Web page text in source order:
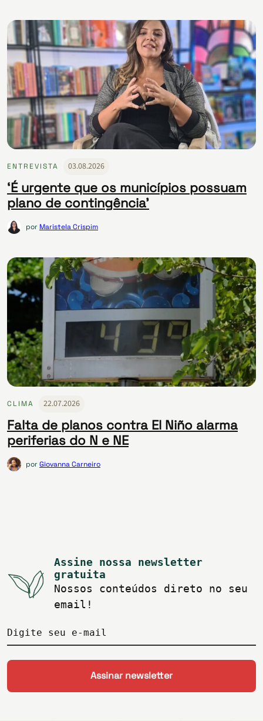
ENTREVISTA 03.08.2026
‘É urgente que os municípios possuam
plano de contingência’
por Maristela Crispim
CLIMA 22.07.2026
Falta de planos contra El Niño alarma
periferias do N e NE
porGiovanna Carneiro
Assine nossa newsletter
gratuita
Nossos conteúdos direto no seu
email!
Digite seu e-mail